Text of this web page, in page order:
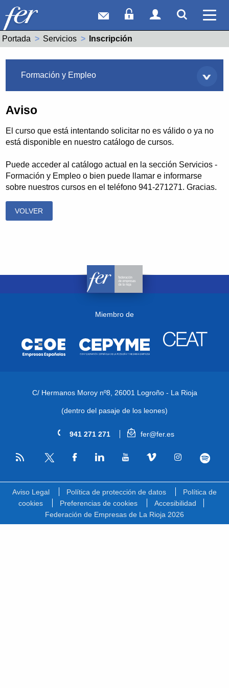
Correo webAcceso Socios
Acceso
Portada Servicios Actual:
Inscripción
Formación y Empleo
Aviso
El curso que está intentando solicitar no es válido o ya no
está disponible en nuestro catálogo de cursos.
Puede acceder al catálogo actual en la sección Servicios -
Formación y Empleo o bien puede llamar e informarse
sobre nuestros cursos en el teléfono 941-271271. Gracias.
VOLVER
Miembro de
C/ Hermanos Moroy nº8, 26001 Logroño - La Rioja
(dentro del pasaje de los leones)
941 271 271 fer@fer.es
RSS
Aviso Legal Política de protección de datos
Política de
cookies
Preferencias de cookies
Accesibilidad
Federación de Empresas de La Rioja 2026